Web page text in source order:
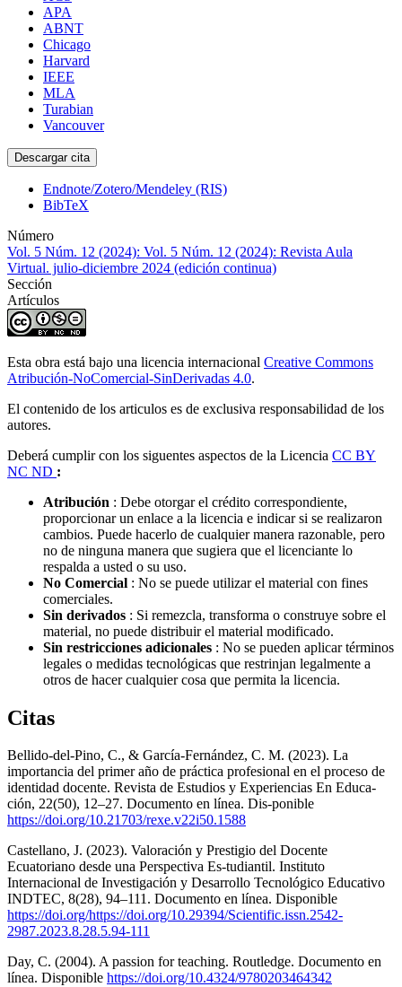
APA
ABNT
Chicago
Harvard
IEEE
MLA
Turabian
Vancouver
Descargar cita
Endnote/Zotero/Mendeley (RIS)
BibTeX
Número
Vol. 5 Núm. 12 (2024): Vol. 5 Núm. 12 (2024): Revista Aula
Virtual. julio-diciembre 2024 (edición continua)
Sección
Artículos
Esta obra está bajo una licencia internacional Creative Commons
Atribución-NoComercial-SinDerivadas 4.0.
El contenido de los articulos es de exclusiva responsabilidad de los
autores.
Deberá cumplir con los siguentes aspectos de la Licencia CC BY
NC ND :
Atribución : Debe otorgar el crédito correspondiente,
proporcionar un enlace a la licencia e indicar si se realizaron
cambios. Puede hacerlo de cualquier manera razonable, pero
no de ninguna manera que sugiera que el licenciante lo
respalda a usted o su uso.
No Comercial : No se puede utilizar el material con fines
comerciales.
Sin derivados : Si remezcla, transforma o construye sobre el
material, no puede distribuir el material modificado.
Sin restricciones adicionales : No se pueden aplicar términos
legales o medidas tecnológicas que restrinjan legalmente a
otros de hacer cualquier cosa que permita la licencia.
Citas
Bellido-del-Pino, C., & García-Fernández, C. M. (2023). La
importancia del primer año de práctica profesional en el proceso de
identidad docente. Revista de Estudios y Experiencias En Educa-
ción, 22(50), 12–27. Documento en línea. Dis-ponible
https://doi.org/10.21703/rexe.v22i50.1588
Castellano, J. (2023). Valoración y Prestigio del Docente
Ecuatoriano desde una Perspectiva Es-tudiantil. Instituto
Internacional de Investigación y Desarrollo Tecnológico Educativo
INDTEC, 8(28), 94–111. Documento en línea. Disponible
https://doi.org/https://doi.org/10.29394/Scientific.issn.2542-
2987.2023.8.28.5.94-111
Day, C. (2004). A passion for teaching. Routledge. Documento en
línea. Disponible https://doi.org/10.4324/9780203464342